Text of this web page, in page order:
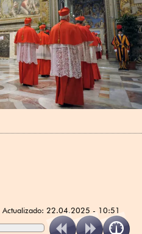
Actualizado: 22.04.2025 - 10:51